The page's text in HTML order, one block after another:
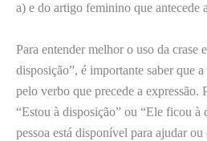
a) e do artigo feminino que antecede
Para entender melhor o uso da crase
disposição”, é importante saber que
pelo verbo que precede a expressão.
“Estou à disposição” ou “Ele ficou à
pessoa está disponível para ajudar